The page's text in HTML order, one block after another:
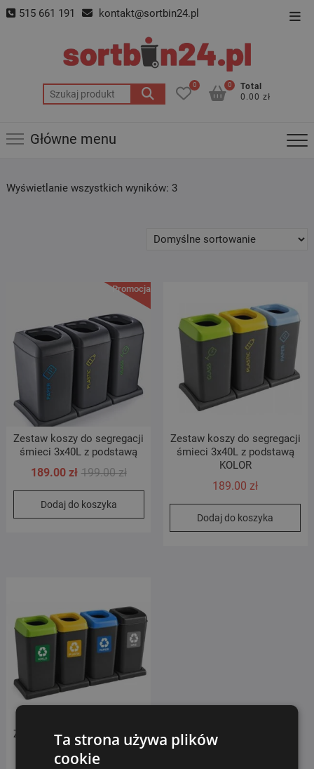
Skip 515 661 191 kontakt@sortbin24.pl
Szukaj:
0
Total
0.00 zł
0
Główne menu
Wyświetlanie wszystkich wyników: 3
Promocja!
Zestaw koszy do segregacji
śmieci 3x40L z podstawą
199.00złPierwotna
cena
wynosiła:
199.00 zł.
189.00 zł
Aktualna
cena
189.00 zł.
Dodaj do koszyka
Zestaw koszy do segregacji
śmieci 3x40L z podstawą
KOLOR
189.00zł
Dodaj do koszyka
Zestaw koszy do segregacji
śmieci 4x40L z podstawą
KOLOR
Ta strona używa plików
cookie